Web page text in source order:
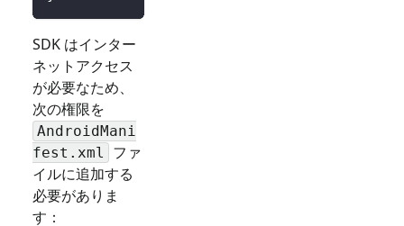
SDK はインター
ネットアクセス
が必要なため、
次の権限を
AndroidMani
fest.xml
ファ
イルに追加する
必要がありま
す：